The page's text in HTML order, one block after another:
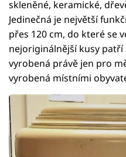
skleněné, keramické,
Jedinečná je největší
přes 120 cm, do které se
nejoriginálnější kusy patří
vyrobená právě jen pro
vyrobená místními